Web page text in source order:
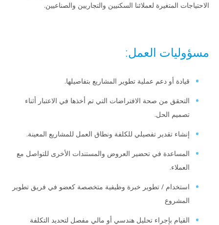
الاحتياجات المتغيرة لعملائنا السكنيين والتجاريين والصناعيين.
مسؤوليات العمل:
قيادة أو دعم عملية تطوير المشاريع بتفاصيلها.
التحقق من صحة الافتراضات التي تم أخذها في الاعتبار أثناء
تصميم الحل.
إنشاء تقدير تفصيلي للكلفة ونطاق العمل للمشاريع المعينة.
المساعدة في تحضير العروض والمستندات الأخرى للتواصل مع
العملاء.
استخدام / تطوير خبرة وظيفية متخصصة كعضو في فريق تطوير
المشروع
القيام بإجراء تحليل هندسي أو مالي مفصل لتحديد التكلفة